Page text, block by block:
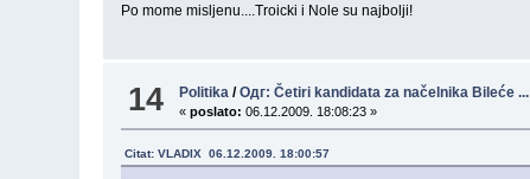
Po mome misljenu....Troicki i Nole su najbolji!
14 Politika /Одг: Četiri kandidata za načelnika Bileće ...
«poslato: 06.12.2009. 18:08:23 »
Citat: VLADIX 06.12.2009. 18:00:57